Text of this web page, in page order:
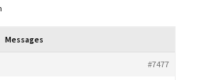
Messages
#7477